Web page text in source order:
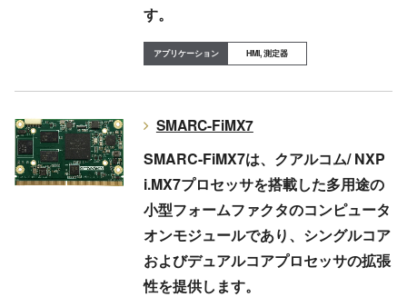
す。
HMI, 測定器
SMARC-FiMX7
SMARC-FiMX7は、クアルコム/ NXP
i.MX7プロセッサを搭載した多用途の
小型フォームファクタのコンピュータ
オンモジュールであり、シングルコア
およびデュアルコアプロセッサの拡張
性を提供します。